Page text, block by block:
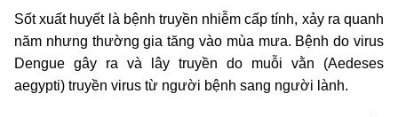
Sốt xuất huyết là bệnh truyền nhiễm cấp tính, xảy ra quanh
năm nhưng thường gia tăng vào mùa mưa. Bệnh do virus
Dengue gây ra và lây truyền do muỗi vằn (Aedeses
aegypti) truyền virus từ người bệnh sang người lành.